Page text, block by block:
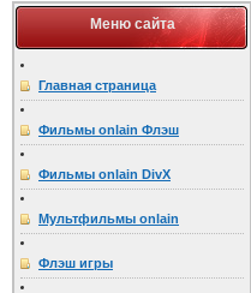
Меню сайта
Главная страница
Фильмы onlain Флэш
Фильмы onlain DivX
Мультфильмы onlain
Флэш игры